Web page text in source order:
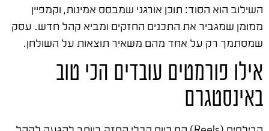
השילוב הוא הסוד: תוכן אורגני שמבסס אמינות, וקמפיין
ממומן שמגביר את התכנים החזקים ומביא קהל חדש. עסק
שמסתמך רק על אחד מהם משאיר תוצאות על השולחן.
אילו פורמטים עובדים הכי טוב
באינסטגרם